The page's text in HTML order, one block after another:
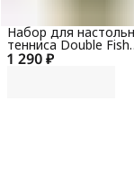
1 290 ₽
Набор для
тенниса Double Fish
СК-301: 2 ракетки, 3